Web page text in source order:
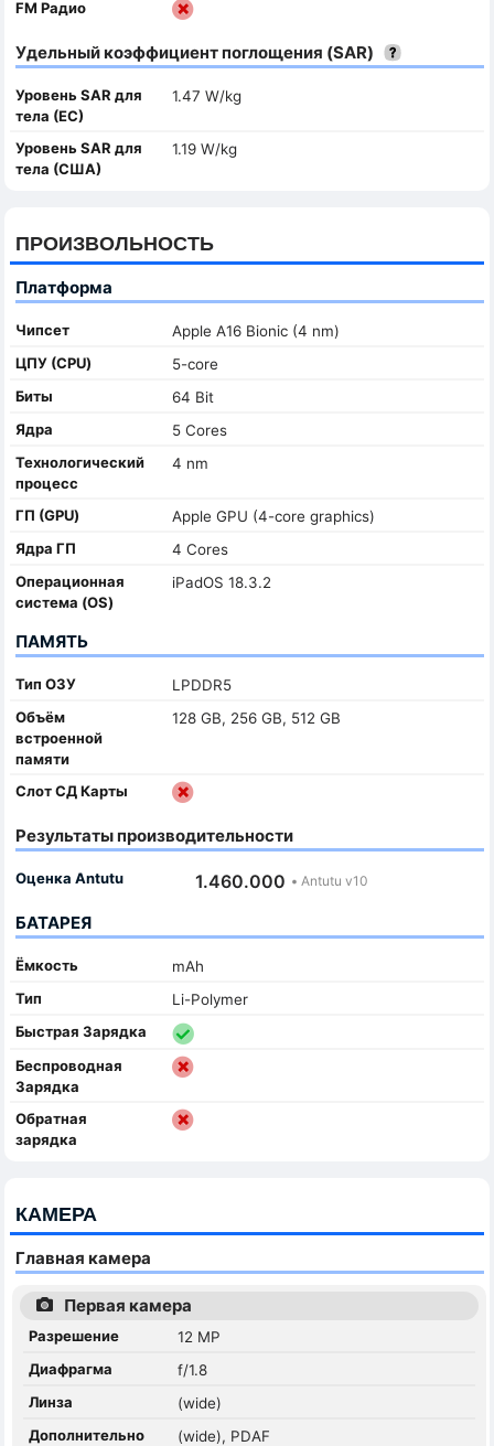
FM Радио
Удельный коэффициент поглощения (SAR)
Уровень SAR для
тела (ЕС)
1.47 W/kg
Уровень SAR для
тела (США)
1.19 W/kg
ПРОИЗВОЛЬНОСТЬ
Платформа
Чипсет
Apple A16 Bionic (4 nm)
ЦПУ (CPU)
5-core
Биты
64 Bit
Ядра
5 Cores
Технологический
процесс
4 nm
ГП (GPU)
Apple GPU (4-core graphics)
Ядра ГП
4 Cores
Oперационная
система (OS)
iPadOS 18.3.2
ПАМЯТЬ
Тип ОЗУ
LPDDR5
Объём
встроенной
памяти
128 GB, 256 GB, 512 GB
Слот СД Карты
Результаты производительности
Оценка Antutu 1.460.000 • Antutu v10
БАТАРЕЯ
Ёмкость
mAh
Тип
Li-Polymer
Быстрая Зарядка
Беспроводная
Зарядка
Обратная
зарядка
КАМЕРА
Главная камера
Первая камера
Разрешение
12 MP
Диафрагма
f/1.8
Линза
(wide)
Дополнительно
(wide), PDAF